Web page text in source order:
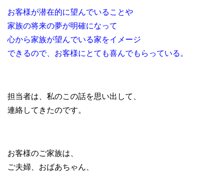
お客様が潜在的に望んでいることや
家族の将来の夢が明確になって
心から家族が望んでいる家をイメージ
できるので、お客様に とても喜んでもらっている。
担当者は、私のこの話を思い出して、
連絡してきたのです。
お客様のご家族は、
ご夫婦、おばあちゃん、